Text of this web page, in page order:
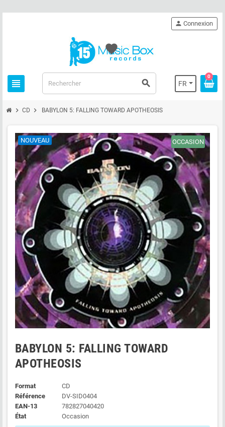
view_headline search FR
person Connexion
0
favorite
chevron_right CD chevron_right BABYLON 5: FALLING TOWARD APOTHEOSIS
NOUVEAU OCCASION
BABYLON 5: FALLING TOWARD
APOTHEOSIS
Format
CD
Référence
DV-SID0404
EAN-13
782827040420
État
Occasion